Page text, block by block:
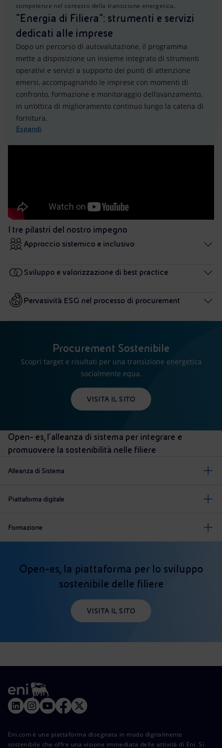
competenze nel contesto della transizione energetica.
"Energia di Filiera”: strumenti e servizi
dedicati alle imprese
Dopo un percorso di autovalutazione, il programma
mette a disposizione un insieme integrato di strumenti
operativi e servizi a supporto dei punti di attenzione
emersi, accompagnando le imprese con momenti di
confronto, formazione e monitoraggio dell’avanzamento,
in un’ottica di miglioramento continuo lungo la catena di
fornitura.
Espandi
I tre pilastri del nostro impegno
Approccio sistemico e inclusivo
Sviluppo e valorizzazione di best practice
Pervasività ESG nel processo di procurement
Procurement Sostenibile
Scopri target e risultati per una transizione energetica
socialmente equa.
VISITA IL SITO
Open- es, l’alleanza di sistema per integrare e
promuovere la sostenibilità nelle filiere
Alleanza di Sistema
Piattaforma digitale
Formazione
Open-es, la piattaforma per lo sviluppo
sostenibile delle filiere
VISITA IL SITO
Eni.com è una piattaforma disegnata in modo digitalmente
sostenibile che offre una visione immediata delle attività di Eni. Si